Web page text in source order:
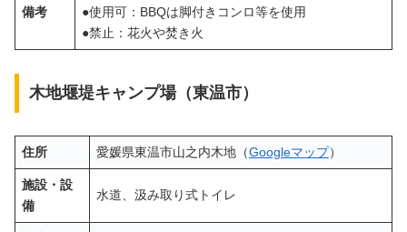
備考
●使用可：BBQは脚付きコンロ等を使用
●禁止：花火や焚き火
木地堰堤キャンプ場（東温市）
住所 愛媛県東温市山之内木地（Googleマップ）
施設・設
備
水道、汲み取り式トイレ